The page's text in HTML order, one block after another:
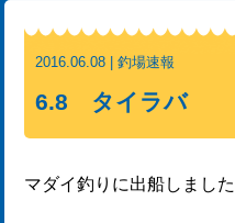
2016.06.08 | 釣場速報
6.8 タイラバ
マダイ釣りに出船しました